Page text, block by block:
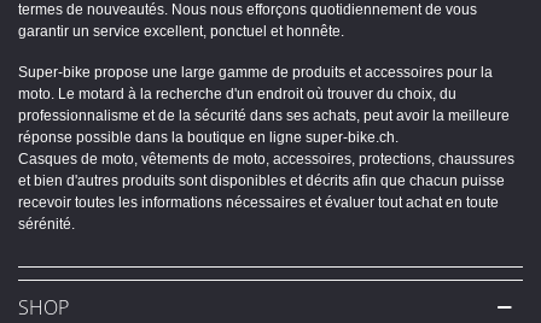
termes de nouveautés. Nous nous efforçons quotidiennement de vous
garantir un service excellent, ponctuel et honnête.
Super-bike propose une large gamme de produits et accessoires pour la
moto. Le motard à la recherche d'un endroit où trouver du choix, du
professionnalisme et de la sécurité dans ses achats, peut avoir la meilleure
réponse possible dans la boutique en ligne super-bike.ch.
Casques de moto, vêtements de moto, accessoires, protections, chaussures
et bien d'autres produits sont disponibles et décrits afin que chacun puisse
recevoir toutes les informations nécessaires et évaluer tout achat en toute
sérénité.
SHOP